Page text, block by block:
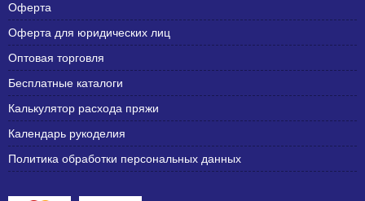
Оферта
Оферта для юридических лиц
Оптовая торговля
Бесплатные каталоги
Калькулятор расхода пряжи
Календарь рукоделия
Политика обработки персональных данных